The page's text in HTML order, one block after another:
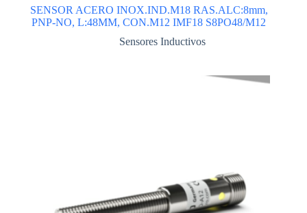
SENSOR ACERO INOX.IND.M18 RAS.ALC:8mm,
PNP-NO, L:48MM, CON.M12 IMF18 S8PO48/M12
Sensores Inductivos